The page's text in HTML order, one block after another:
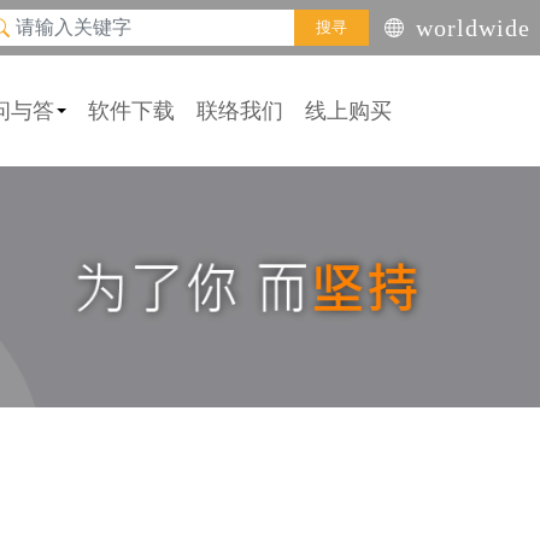
搜寻 worldwide
与答 软件下载 联络我们 线上购买